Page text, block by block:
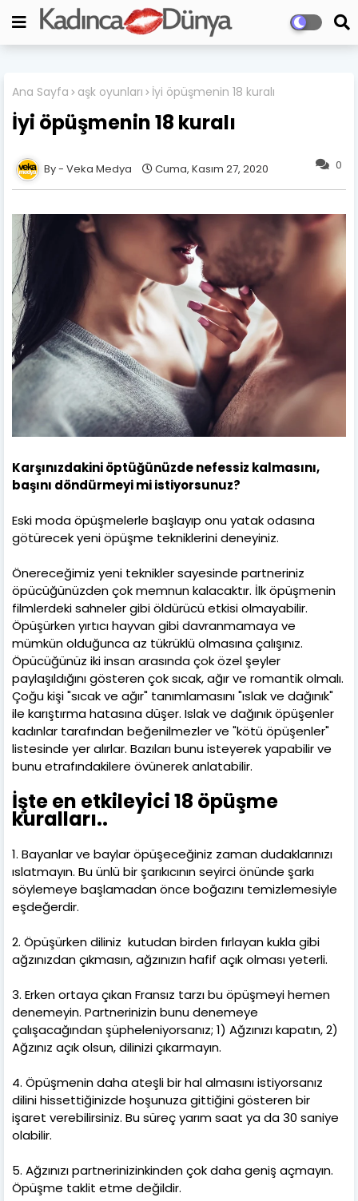
Ana Sayfa aşk oyunları İyi öpüşmenin 18 kuralı
İyi öpüşmenin 18 kuralı
0
Veka Medya Cuma, Kasım 27, 2020
Karşınızdakini öptüğünüzde nefessiz kalmasını,
başını döndürmeyi mi istiyorsunuz?
Eski moda öpüşmelerle başlayıp onu yatak odasına
götürecek yeni öpüşme tekniklerini deneyiniz.
Önereceğimiz yeni teknikler sayesinde partneriniz
öpücüğünüzden çok memnun kalacaktır. İlk öpüşmenin
filmlerdeki sahneler gibi öldürücü etkisi olmayabilir.
Öpüşürken yırtıcı hayvan gibi davranmamaya ve
mümkün olduğunca az tükrüklü olmasına çalışınız.
Öpücüğünüz iki insan arasında çok özel şeyler
paylaşıldığını gösteren çok sıcak, ağır ve romantik olmalı.
Çoğu kişi "sıcak ve ağır" tanımlamasını "ıslak ve dağınık"
ile karıştırma hatasına düşer. Islak ve dağınık öpüşenler
kadınlar tarafından beğenilmezler ve "kötü öpüşenler"
listesinde yer alırlar. Bazıları bunu isteyerek yapabilir ve
bunu etrafındakilere övünerek anlatabilir.
İşte en etkileyici 18 öpüşme
kuralları..
1. Bayanlar ve baylar öpüşeceğiniz zaman dudaklarınızı
ıslatmayın. Bu ünlü bir şarıkıcının seyirci önünde şarkı
söylemeye başlamadan önce boğazını temizlemesiyle
eşdeğerdir.
2. Öpüşürken diliniz kutudan birden fırlayan kukla gibi
ağzınızdan çıkmasın, ağzınızın hafif açık olması yeterli.
3. Erken ortaya çıkan Fransız tarzı bu öpüşmeyi hemen
denemeyin. Partnerinizin bunu denemeye
çalışacağından şüpheleniyorsanız; 1) Ağzınızı kapatın, 2)
Ağzınız açık olsun, dilinizi çıkarmayın.
4. Öpüşmenin daha ateşli bir hal almasını istiyorsanız
dilini hissettiğinizde hoşunuza gittiğini gösteren bir
işaret verebilirsiniz. Bu süreç yarım saat ya da 30 saniye
olabilir.
5. Ağzınızı partnerinizinkinden çok daha geniş açmayın.
Öpüşme taklit etme değildir.